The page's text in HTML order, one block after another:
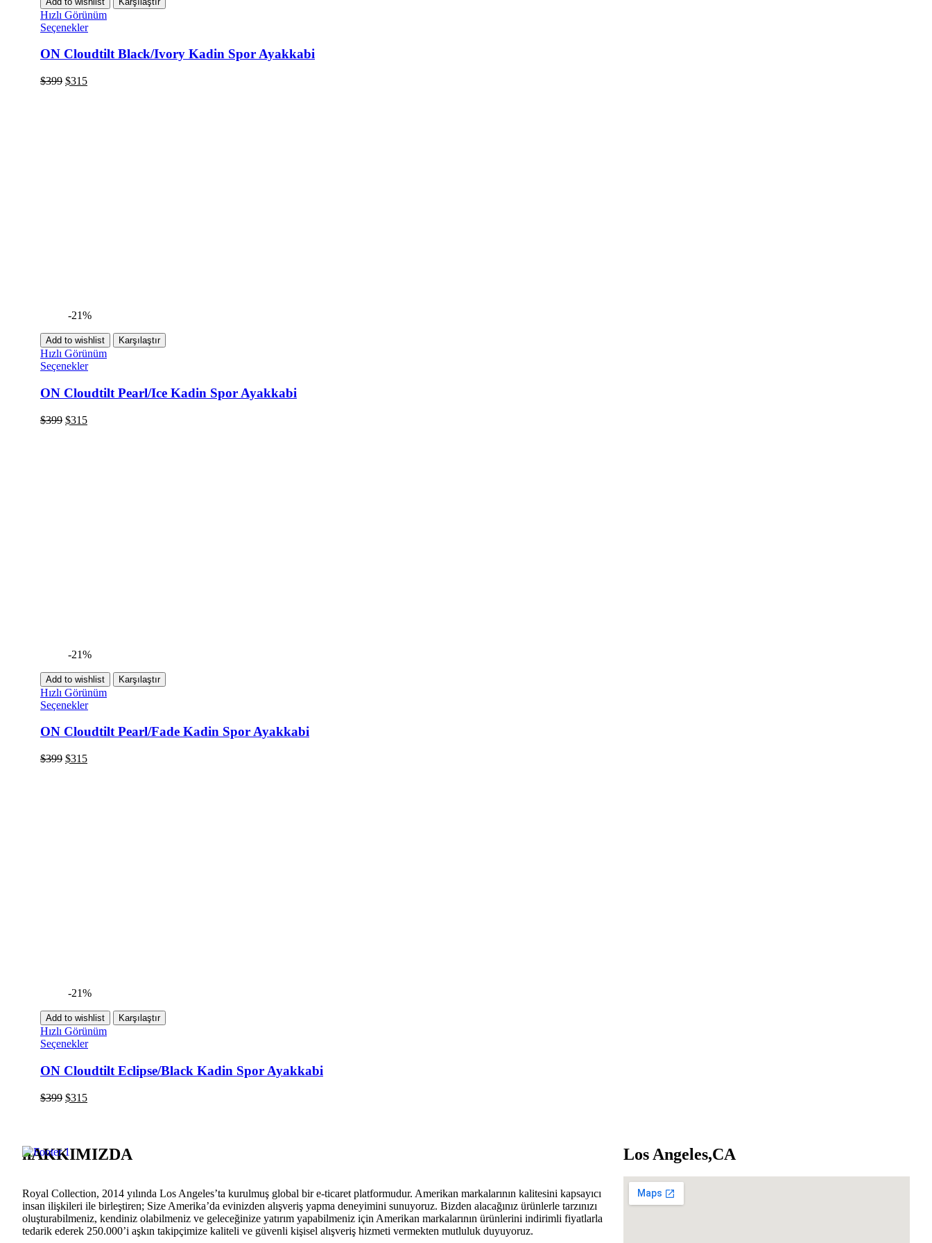
Hızlı Görünüm
Seçenekler
ON Cloudtilt Black/Ivory Kadin Spor Ayakkabi
$399 $315
-21%
Add to wishlist Karşılaştır
Hızlı Görünüm
Seçenekler
ON Cloudtilt Pearl/Ice Kadin Spor Ayakkabi
$399 $315
-21%
Add to wishlist Karşılaştır
Hızlı Görünüm
Seçenekler
ON Cloudtilt Pearl/Fade Kadin Spor Ayakkabi
$399 $315
-21%
Add to wishlist Karşılaştır
Hızlı Görünüm
Seçenekler
ON Cloudtilt Eclipse/Black Kadin Spor Ayakkabi
$399 $315
hAKKIMIZDA
Royal Collection, 2014 yılında Los Angeles’ta kurulmuş global bir e-ticaret platformudur. Amerikan markalarının kalitesini kapsayıcı
insan ilişkileri ile birleştiren; Size Amerika’da evinizden alışveriş yapma deneyimini sunuyoruz. Bizden alacağınız ürünlerle tarzınızı
oluşturabilmeniz, kendiniz olabilmeniz ve geleceğinize yatırım yapabilmeniz için Amerikan markalarının ürünlerini indirimli fiyatlarla
tedarik ederek 250.000’i aşkın takipçimize kaliteli ve güvenli kişisel alışveriş hizmeti vermekten mutluluk duyuyoruz.
Los Angeles,CA